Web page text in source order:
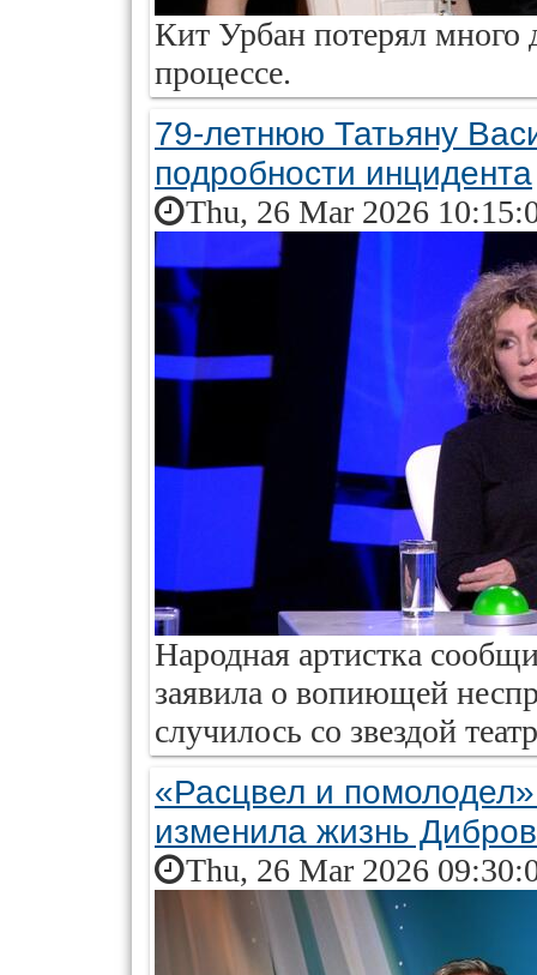
Кит Урбан потерял много
процессе.
79-летнюю Татьяну
подробности инцидента
Thu, 26 Mar 2026
Народная артистка
заявила о вопиющей
случилось со звездой
«Расцвел и
изменила жизнь
Thu, 26 Mar 2026